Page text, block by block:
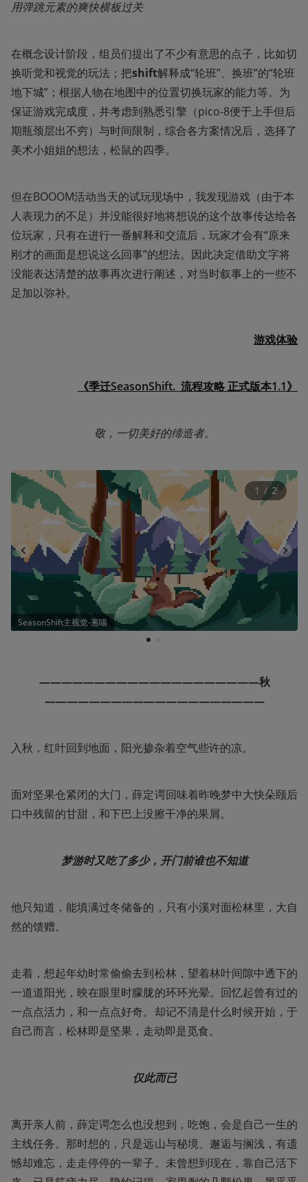
用弹跳元素的爽快横板过关
在概念设计阶段，组员们提出了不少有意思的点子，比如切
换听觉和视觉的玩法；把shift解释成“轮班”、换班”的“轮班
地下城”；根据人物在地图中的位置切换玩家的能力等。为
保证游戏完成度，并考虑到熟悉引擎（pico-8便于上手但后
期瓶颈层出不穷）与时间限制，综合各方案情况后，选择了
美术小姐姐的想法，松鼠的四季。
但在BOOOM活动当天的试玩现场中，我发现游戏（由于本
人表现力的不足）并没能很好地将想说的这个故事传达给各
位玩家，只有在进行一番解释和交流后，玩家才会有“原来
刚才的画面是想说这么回事”的想法。因此决定借助文字将
没能表达清楚的故事再次进行阐述，对当时叙事上的一些不
足加以弥补。
游戏体验
《季迁SeasonShift. 流程攻略 正式版本1.1》
敬，一切美好的缔造者。
SeasonShift主视觉-葱喵
1
1 / 2
————————————————————秋
————————————————————
入秋，红叶回到地面，阳光掺杂着空气些许的凉。
面对坚果仓紧闭的大门，薛定谔回味着昨晚梦中大快朵颐后
口中残留的甘甜，和下巴上没擦干净的果屑。
梦游时又吃了多少，开门前谁也不知道
他只知道，能填满过冬储备的，只有小溪对面松林里，大自
然的馈赠。
走着，想起年幼时常偷偷去到松林，望着林叶间隙中透下的
一道道阳光，映在眼里时朦胧的环环光晕。回忆起曾有过的
一点点活力，和一点点好奇。却记不清是什么时候开始，于
自己而言，松林即是坚果，走动即是觅食。
仅此而已
离开亲人前，薛定谔怎么也没想到，吃饱，会是自己一生的
主线任务。那时想的，只是远山与秘境、邂逅与搁浅，有遗
憾却难忘，走走停停的一辈子。未曾想到现在，靠自己活下